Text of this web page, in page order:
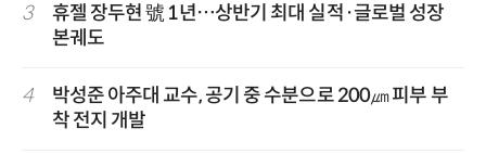
3
휴젤 장두현 號 1년…상반기 최대 실적·글로벌 성장
본궤도
4
박성준 아주대 교수, 공기 중 수분으로 200㎛ 피부 부
착 전지 개발